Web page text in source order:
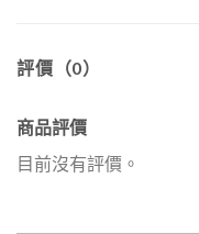
評價（0）
商品評價
目前沒有評價。